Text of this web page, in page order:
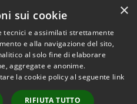
Copyright © 2026 • Comune di
Ospedaletto Euganeo •
Powered byMunicipium
×
sui cookie
tecnici e assimilati strettamente
e alla navigazione del sito,
al solo fine di elaborare
aggregate e anonime.
la cookie policy al seguente link
RIFIUTA TUTTO